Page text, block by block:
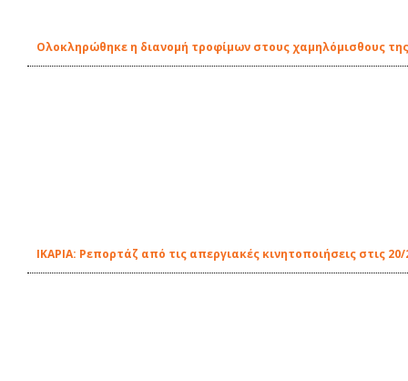
Ολοκληρώθηκε η διανομή τροφίμων στους χαμηλόμισθους της
ΙΚΑΡΙΑ: Ρεπορτάζ από τις απεργιακές κινητοποιήσεις στις 20/